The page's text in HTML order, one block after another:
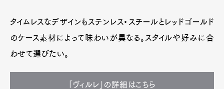
タイムレスなデザインもステンレス・スチールとレッドゴールド
のケース素材によって味わいが異なる。スタイルや好みに合
わせて選びたい。
「ヴィルレ」の詳細はこちら